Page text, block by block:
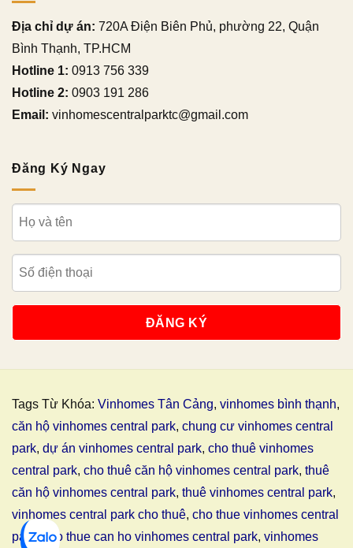
Địa chỉ dự án: 720A Điện Biên Phủ, phường 22, Quận
Bình Thạnh, TP.HCM
Hotline 1: 0913 756 339
Hotline 2: 0903 191 286
Email: vinhomescentralparktc@gmail.com
Đăng Ký Ngay
Tags Từ Khóa: Vinhomes Tân Cảng, vinhomes bình thạnh,
căn hộ vinhomes central park, chung cư vinhomes central
park, dự án vinhomes central park, cho thuê vinhomes
central park, cho thuê căn hộ vinhomes central park, thuê
căn hộ vinhomes central park, thuê vinhomes central park,
vinhomes central park cho thuê, cho thue vinhomes central
park,cho thue can ho vinhomes central park, vinhomes